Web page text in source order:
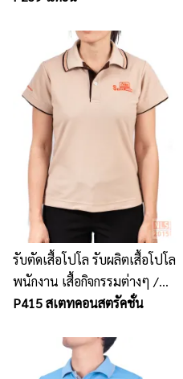
รับตัดเสื้อโปโล รับผลิตเสื้อโปโล
พนักงาน เสื้อกิจกรรมต่างๆ /
ตัวอย่างเสื้อโปโลพนักงาน
P415 สเตทคอนสตรัคชั่น